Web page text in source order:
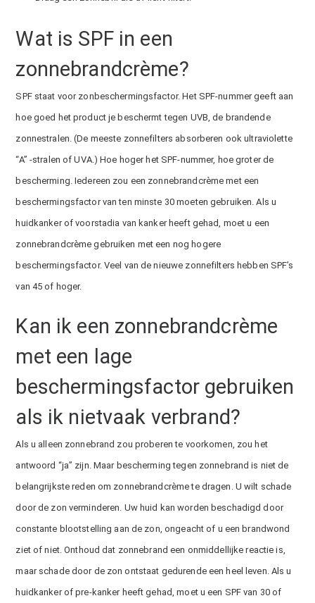
Wat is SPF in een
zonnebrandcrème?
SPF staat voor zonbeschermingsfactor. Het SPF-nummer geeft aan
hoe goed het product je beschermt tegen UVB, de brandende
zonnestralen. (De meeste zonnefilters absorberen ook ultraviolette
“A” -stralen of UVA.) Hoe hoger het SPF-nummer, hoe groter de
bescherming. Iedereen zou een zonnebrandcrème met een
beschermingsfactor van ten minste 30 moeten gebruiken. Als u
huidkanker of voorstadia van kanker heeft gehad, moet u een
zonnebrandcrème gebruiken met een nog hogere
beschermingsfactor. Veel van de nieuwe zonnefilters hebben SPF’s
van 45 of hoger.
Kan ik een zonnebrandcrème
met een lage
beschermingsfactor gebruiken
als ik nietvaak verbrand?
Als u alleen zonnebrand zou proberen te voorkomen, zou het
antwoord “ja” zijn. Maar bescherming tegen zonnebrand is niet de
belangrijkste reden om zonnebrandcrème te dragen. U wilt schade
door de zon verminderen. Uw huid kan worden beschadigd door
constante blootstelling aan de zon, ongeacht of u een brandwond
ziet of niet. Onthoud dat zonnebrand een onmiddellijke reactie is,
maar schade door de zon ontstaat gedurende een heel leven. Als u
huidkanker of pre-kanker heeft gehad, moet u een SPF van 30 of